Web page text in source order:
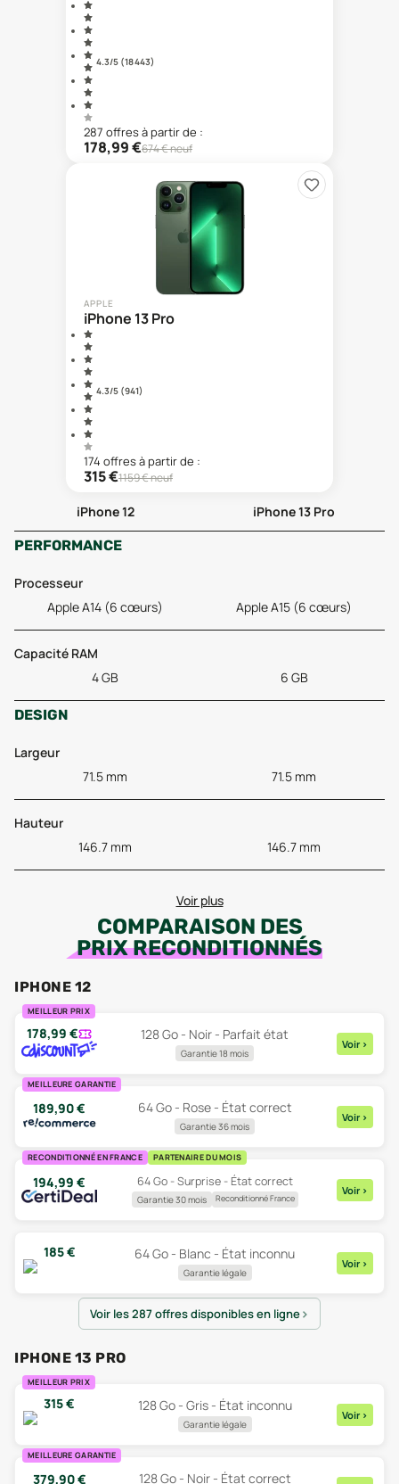
4.3/5 (18 443)
287 offresà partir de :
178,99€674€ neuf
APPLE
iPhone 13 Pro
4.3/5 (941)
174 offresà partir de :
315€1159€ neuf
iPhone 12
iPhone 13 Pro
PERFORMANCE
Processeur
Apple A14 (6 cœurs)
Apple A15 (6 cœurs)
Capacité RAM
4 GB
6 GB
DESIGN
Largeur
71.5 mm
71.5 mm
Hauteur
146.7 mm
146.7 mm
Voir plus
COMPARAISON DES
PRIX RECONDITIONNÉS
IPHONE 12
MEILLEUR PRIX
178,99 € 128 Go - Noir - Parfait état
Garantie 18 mois
Voir >
MEILLEURE GARANTIE
189,90€ 64 Go - Rose - État correct
Garantie 36 mois
Voir >
RECONDITIONNÉ EN FRANCE PARTENAIRE DU MOIS
194,99 € 64 Go - Surprise - État correct
Garantie 30 mois Reconditionné France
Voir >
185€ 64 Go - Blanc - État inconnu
Garantie légale
Voir >
Voir les 287 offres disponibles en ligne
IPHONE 13 PRO
MEILLEUR PRIX
315€ 128 Go - Gris - État inconnu
Garantie légale
Voir >
MEILLEURE GARANTIE
379,90€ 128 Go - Noir - État correct